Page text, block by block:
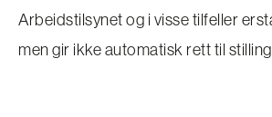
Arbeidstilsynet og i visse tilfeller
men gir ikke automatisk rett til